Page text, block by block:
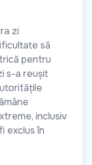
zi
să
pentru
s-a reușit
inclusiv
exclus în